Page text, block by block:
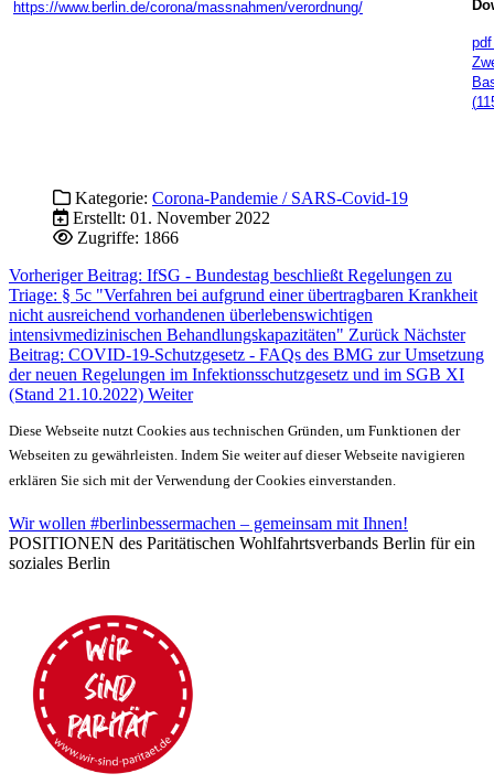
https://www.berlin.de/corona/massnahmen/verordnung/
pdf
(
Kategorie: Corona-Pandemie / SARS-Covid-19
Erstellt: 01. November 2022
Zugriffe: 1866
Vorheriger Beitrag: IfSG - Bundestag beschließt Regelungen zu
Triage: § 5c "Verfahren bei aufgrund einer übertragbaren Krankheit
nicht ausreichend vorhandenen überlebenswichtigen
intensivmedizinischen Behandlungskapazitäten" Zurück Nächster
Beitrag: COVID-19-Schutzgesetz - FAQs des BMG zur Umsetzung
der neuen Regelungen im Infektionsschutzgesetz und im SGB XI
(Stand 21.10.2022) Weiter
Diese Webseite nutzt Cookies aus technischen Gründen, um Funktionen der
Webseiten zu gewährleisten. Indem Sie weiter auf dieser Webseite navigieren
erklären Sie sich mit der Verwendung der Cookies einverstanden.
Wir wollen #berlinbessermachen – gemeinsam mit Ihnen!
POSITIONEN des Paritätischen Wohlfahrtsverbands Berlin für ein
soziales Berlin